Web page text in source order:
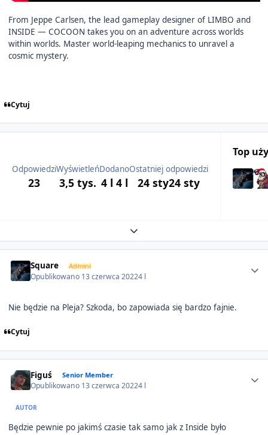
From Jeppe Carlsen, the lead gameplay designer of LIMBO and
INSIDE — COCOON takes you on an adventure across worlds
within worlds. Master world-leaping mechanics to unravel a
cosmic mystery.
Cytuj
Odpowiedzi
23
Wyświetleń
3,5 tys.
Dodano
4 l 4 l
Ostatniej odpowiedzi
24 sty24 sty
Top
Expand topic overview
Square Admini
Opublikowano 13 czerwca 20224 l
Nie będzie na Pleja? Szkoda, bo zapowiada się bardzo fajnie.
Cytuj
Figuś Senior Member
Opublikowano 13 czerwca 20224 l
AUTOR
Będzie pewnie po jakimś czasie tak samo jak z Inside było